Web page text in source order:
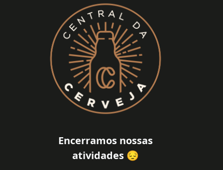
Encerramos nossas
atividades 😔